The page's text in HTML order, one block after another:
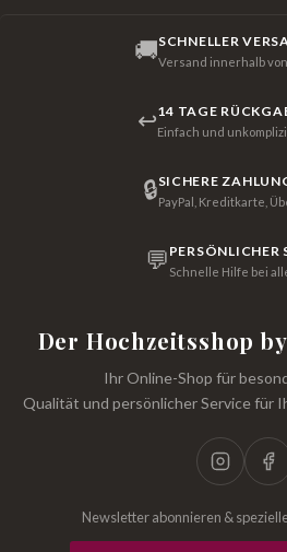
🚚SCHNELLER
Versand innerhalb
↩14 TAGE
Einfach und
🔒SICHERE
PayPal, Kreditkarte,
💬 PERSÖNLICHER
Schnelle Hilfe bei
Der Hochzeitsshop by
Ihr Online-Shop für
Qualität und persönlicher Service für
Newsletter abonnieren &